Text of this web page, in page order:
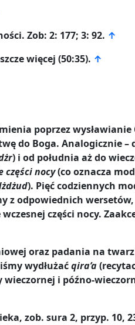
Zob: 2: 177; 3: 92. ↑
więcej (50:35). ↑
poprzez
do Boga. Analogicznie
) i od południa aż do
części nocy(co oznacza
). Pięć codziennych
odpowiednich
części nocy.
oraz padania na
wydłużaćqira’a
i późno-
zob. sura 2, przyp. 10,